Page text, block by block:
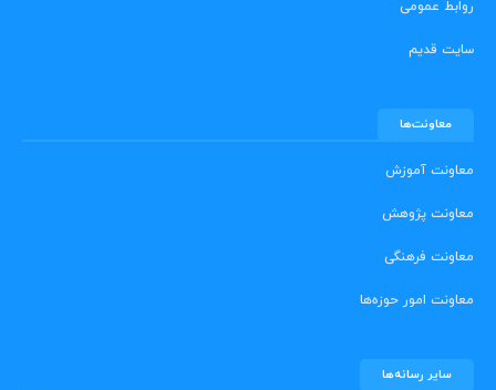
روابط عمومی
سایت قدیم
معاونت‌ها
معاونت آموزش
معاونت پژوهش
معاونت فرهنگی
معاونت امور حوزه‌ها
سایر رسانه‌ها